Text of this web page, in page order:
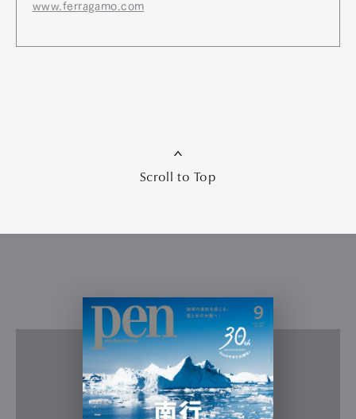
www.ferragamo.com
Scroll to Top